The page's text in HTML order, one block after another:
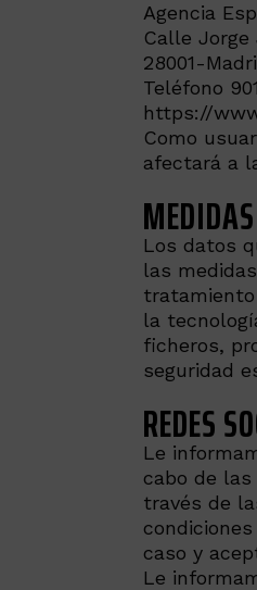
Agencia
Calle Jorge
28001-
Teléfono
https://
Como
afectará a
Los datos
las
la
ficheros,
seguridad
REDES
Le
cabo de
través de
caso y
Le